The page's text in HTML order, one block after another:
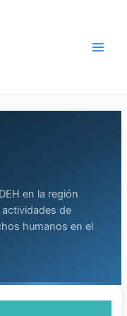
en la región
de
humanos en el